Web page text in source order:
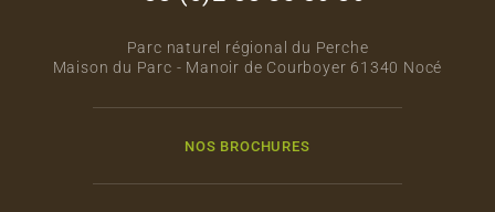
Parc naturel régional du Perche
Maison du Parc - Manoir de Courboyer 61340 Nocé
NOS BROCHURES